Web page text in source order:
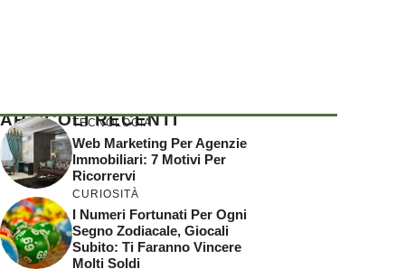
ARTICOLI RECENTI
TECNOLOGIA
Web Marketing Per Agenzie
Immobiliari: 7 Motivi Per
Ricorrervi
CURIOSITÀ
I Numeri Fortunati Per Ogni
Segno Zodiacale, Giocali
Subito: Ti Faranno Vincere
Molti Soldi